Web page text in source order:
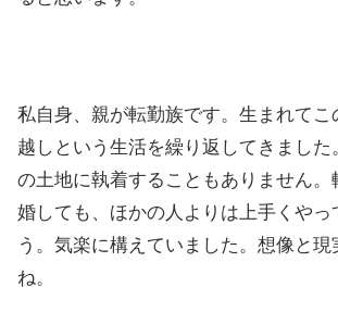
私自身、親が転勤族です。生まれてこ
越しという生活を繰り返してきました
の土地に執着することもありません。
婚しても、ほかの人よりは上手くやっ
う。気楽に構えていました。想像と現
ね。